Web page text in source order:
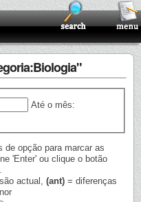
Até o mês:
de opção para marcar as
'Enter' ou clique o botão
actual, (ant) = diferenças